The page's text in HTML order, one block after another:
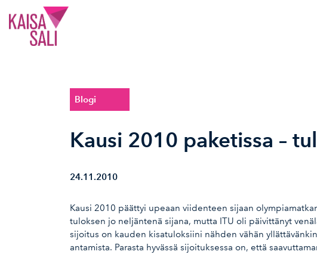
Kaisa Sali
Blogi
Kausi 2010 paketissa –
24.11.2010
Kausi 2010 päättyi upeaan viidenteen sijaan
tuloksen jo neljäntenä sijana, mutta ITU oli päivittänyt
sijoitus on kauden kisatuloksiini nähden vähän
antamista. Parasta hyvässä sijoituksessa on, että